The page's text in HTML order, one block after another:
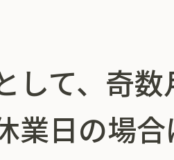
して、奇
業日の場